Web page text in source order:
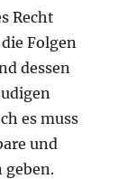
Recht
Folgen
dessen
es muss
und
geben.